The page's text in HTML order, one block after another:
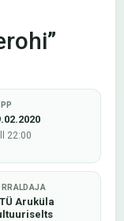
22:00
Aruküla